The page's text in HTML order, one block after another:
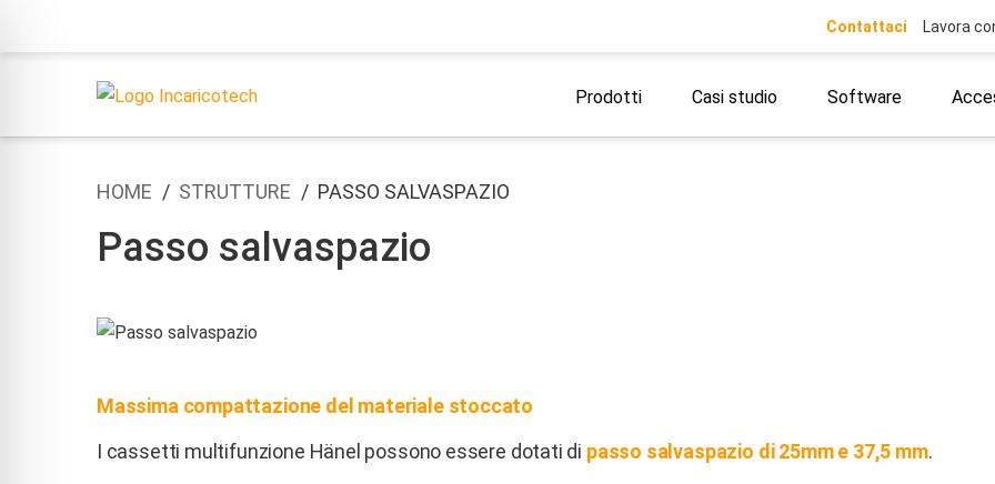
Contattaci Lavora
Prodotti Casi studio Software
HOME STRUTTURE PASSO SALVASPAZIO
Passo salvaspazio
Massima compattazione del materiale stoccato
I cassetti multifunzione Hänel possono essere dotati di passo salvaspazio di 25mm e 37,5 mm.